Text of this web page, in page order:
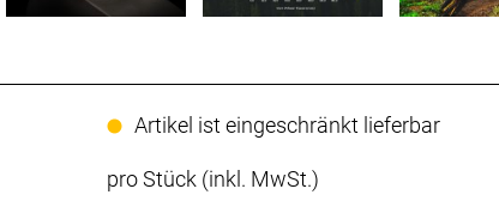
Artikel ist eingeschränkt lieferbar
pro Stück (inkl. MwSt.)